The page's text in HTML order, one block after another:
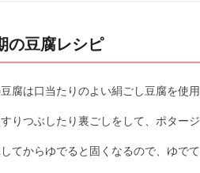
の豆腐レシピ
腐は口当たりのよい絹ごし豆腐を使用
りつぶしたり裏ごしをして、ポター
てからゆでると固くなるので、ゆで